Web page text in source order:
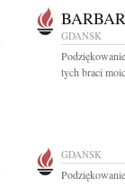
GDAŃSK
tych braci
GDAŃSK